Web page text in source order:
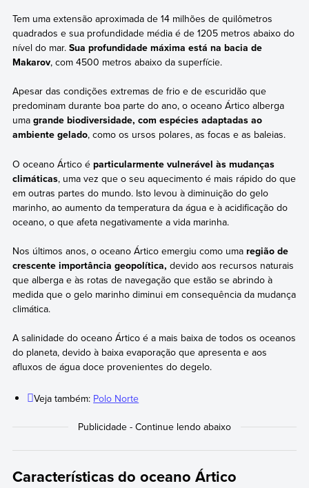
Tem uma extensão aproximada de 14 milhões de quilômetros
quadrados e sua profundidade média é de 1205 metros abaixo do
nível do mar. Sua profundidade máxima está na bacia de
Makarov, com 4500 metros abaixo da superfície.
Apesar das condições extremas de frio e de escuridão que
predominam durante boa parte do ano, o oceano Ártico alberga
uma grande biodiversidade, com espécies adaptadas ao
ambiente gelado, como os ursos polares, as focas e as baleias.
O oceano Ártico é particularmente vulnerável às mudanças
climáticas, uma vez que o seu aquecimento é mais rápido do que
em outras partes do mundo. Isto levou à diminuição do gelo
marinho, ao aumento da temperatura da água e à acidificação do
oceano, o que afeta negativamente a vida marinha.
Nos últimos anos, o oceano Ártico emergiu como uma região de
crescente importância geopolítica, devido aos recursos naturais
que alberga e às rotas de navegação que estão se abrindo à
medida que o gelo marinho diminui em consequência da mudança
climática.
A salinidade do oceano Ártico é a mais baixa de todos os oceanos
do planeta, devido à baixa evaporação que apresenta e aos
afluxos de água doce provenientes do degelo.
Veja também: Polo Norte
Características do oceano Ártico